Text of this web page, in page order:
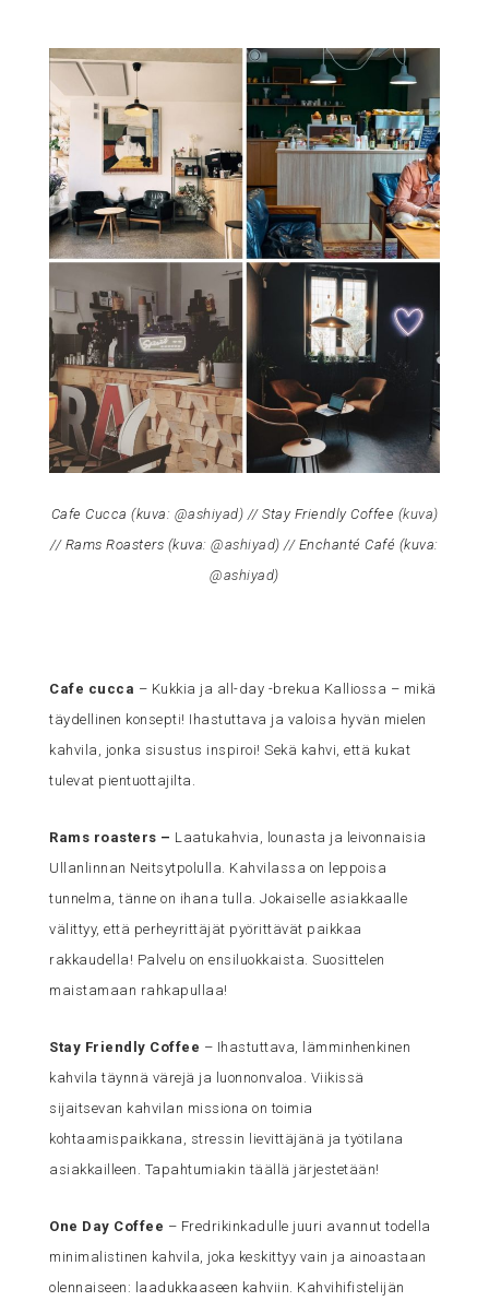
Cafe Cucca (kuva: @ashiyad) // Stay Friendly Coffee (kuva)
// Rams Roasters (kuva:@ashiyad) // Enchanté Café (kuva:
@ashiyad)
Cafe cucca – Kukkia ja all-day -brekua Kalliossa – mikä
täydellinen konsepti! Ihastuttava ja valoisa hyvän mielen
kahvila, jonka sisustus inspiroi! Sekä kahvi, että kukat
tulevat pientuottajilta.
Rams roasters – Laatukahvia, lounasta ja leivonnaisia
Ullanlinnan Neitsytpolulla. Kahvilassa on leppoisa
tunnelma, tänne on ihana tulla. Jokaiselle asiakkaalle
välittyy, että perheyrittäjät pyörittävät paikkaa
rakkaudella! Palvelu on ensiluokkaista. Suosittelen
maistamaan rahkapullaa!
Stay Friendly Coffee – Ihastuttava, lämminhenkinen
kahvila täynnä värejä ja luonnonvaloa. Viikissä
sijaitsevan kahvilan missiona on toimia
kohtaamispaikkana, stressin lievittäjänä ja työtilana
asiakkailleen. Tapahtumiakin täällä järjestetään!
One Day Coffee – Fredrikinkadulle juuri avannut todella
minimalistinen kahvila, joka keskittyy vain ja ainoastaan
olennaiseen: laadukkaaseen kahviin. Kahvihifistelijän